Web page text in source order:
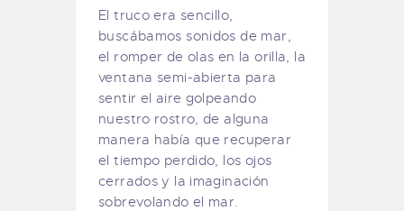
El truco era sencillo,
buscábamos sonidos de mar,
el romper de olas en la orilla, la
ventana semi-abierta para
sentir el aire golpeando
nuestro rostro, de alguna
manera había que recuperar
el tiempo perdido, los ojos
cerrados y la imaginación
sobrevolando el mar.